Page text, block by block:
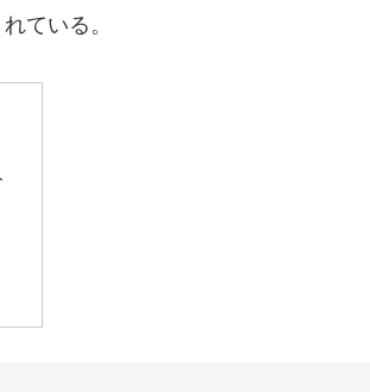
ている。